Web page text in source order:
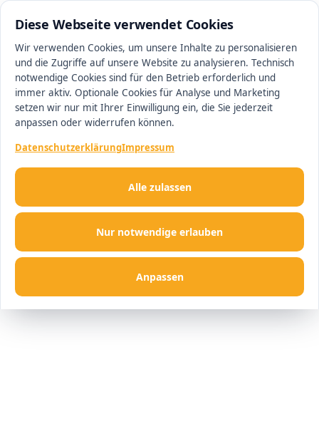
Diese Webseite verwendet Cookies
Wir verwenden Cookies, um unsere Inhalte zu personalisieren
und die Zugriffe auf unsere Website zu analysieren. Technisch
notwendige Cookies sind für den Betrieb erforderlich und
immer aktiv. Optionale Cookies für Analyse und Marketing
setzen wir nur mit Ihrer Einwilligung ein, die Sie jederzeit
anpassen oder widerrufen können.
DatenschutzerklärungImpressum
Nur notwendige erlauben
Anpassen
Alle zulassen